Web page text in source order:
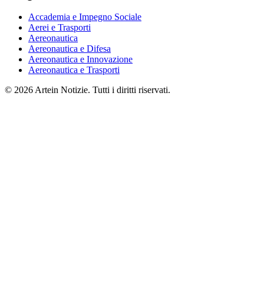
Accademia e Impegno Sociale
Aerei e Trasporti
Aereonautica
Aereonautica e Difesa
Aereonautica e Innovazione
Aereonautica e Trasporti
© 2026 Artein Notizie. Tutti i diritti riservati.